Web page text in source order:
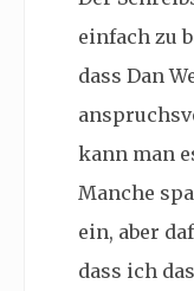
einfach zu
dass Dan
kann man
Manche
ein, aber
dass ich